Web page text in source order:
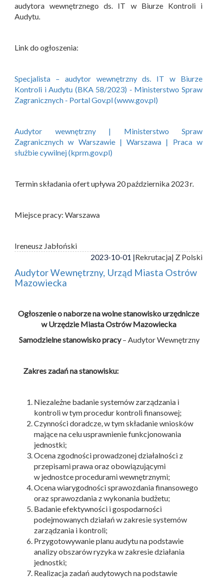
audytora wewnętrznego ds. IT w Biurze Kontroli i
Audytu.
Link do ogłoszenia:
Specjalista – audytor wewnętrzny ds. IT w Biurze
Kontroli i Audytu (BKA 58/2023) - Ministerstwo Spraw
Zagranicznych - Portal Gov.pl (www.gov.pl)
Audytor wewnętrzny | Ministerstwo Spraw
Zagranicznych w Warszawie | Warszawa | Praca w
służbie cywilnej (kprm.gov.pl)
Termin składania ofert upływa 20 października 2023 r.
Miejsce pracy: Warszawa
Ireneusz Jabłoński
2023-10-01 |Rekrutacja| Z Polski
Audytor Wewnętrzny, Urząd Miasta Ostrów
Mazowiecka
Ogłoszenie o naborze na wolne stanowisko urzędnicze
w Urzędzie Miasta Ostrów Mazowiecka
Samodzielne stanowisko pracy– Audytor Wewnętrzny
Zakres zadań na stanowisku:
Niezależne badanie systemów zarządzania i
kontroli w tym procedur kontroli finansowej;
Czynności doradcze, w tym składanie wniosków
mające na celu usprawnienie funkcjonowania
jednostki;
Ocena zgodności prowadzonej działalności z
przepisami prawa oraz obowiązującymi
w jednostce procedurami wewnętrznymi;
Ocena wiarygodności sprawozdania finansowego
oraz sprawozdania z wykonania budżetu;
Badanie efektywności i gospodarności
podejmowanych działań w zakresie systemów
zarządzania i kontroli;
Przygotowywanie planu audytu na podstawie
analizy obszarów ryzyka w zakresie działania
jednostki;
Realizacja zadań audytowych na podstawie